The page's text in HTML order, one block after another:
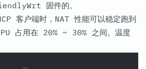
固件的。
客户端时，NAT 性能可以稳定跑到
占用在 20% ~ 30% 之间。温度